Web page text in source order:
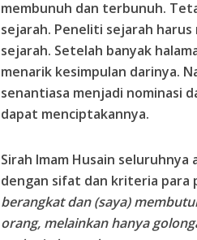
membunuh dan terbunuh.
sejarah. Peneliti sejarah harus
sejarah. Setelah banyak
menarik kesimpulan darinya.
senantiasa menjadi nominasi
dapat menciptakannya.
Sirah Imam Husain
dengan sifat dan kriteria para
berangkat dan (saya)
orang, melainkan hanya